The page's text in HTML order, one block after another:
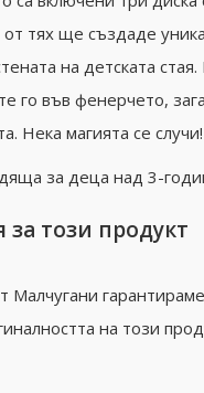
тях ще създаде
на детската
го във фенерчето,
Нека магията се случи!
за деца над 3-
за този продукт
Малчугани
на този